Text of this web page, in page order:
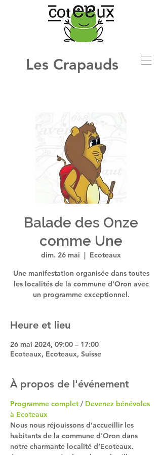
Les Crapauds
Balade des Onze
comme Une
dim. 26 mai
  |
Ecoteaux
Une manifestation organisée dans toutes
les localités de la commune d'Oron avec
un programme exceptionnel.
Heure et lieu
26 mai 2024, 09:00 – 17:00
Ecoteaux, Ecoteaux, Suisse
À propos de l'événement
Programme complet / Devenez bénévoles
à Ecoteaux
Nous nous réjouissons d’accueillir les
habitants de la commune d'Oron dans
notre charmante localité d’Ecoteaux.